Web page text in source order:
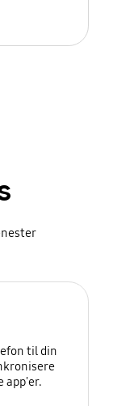
til din
app'er.